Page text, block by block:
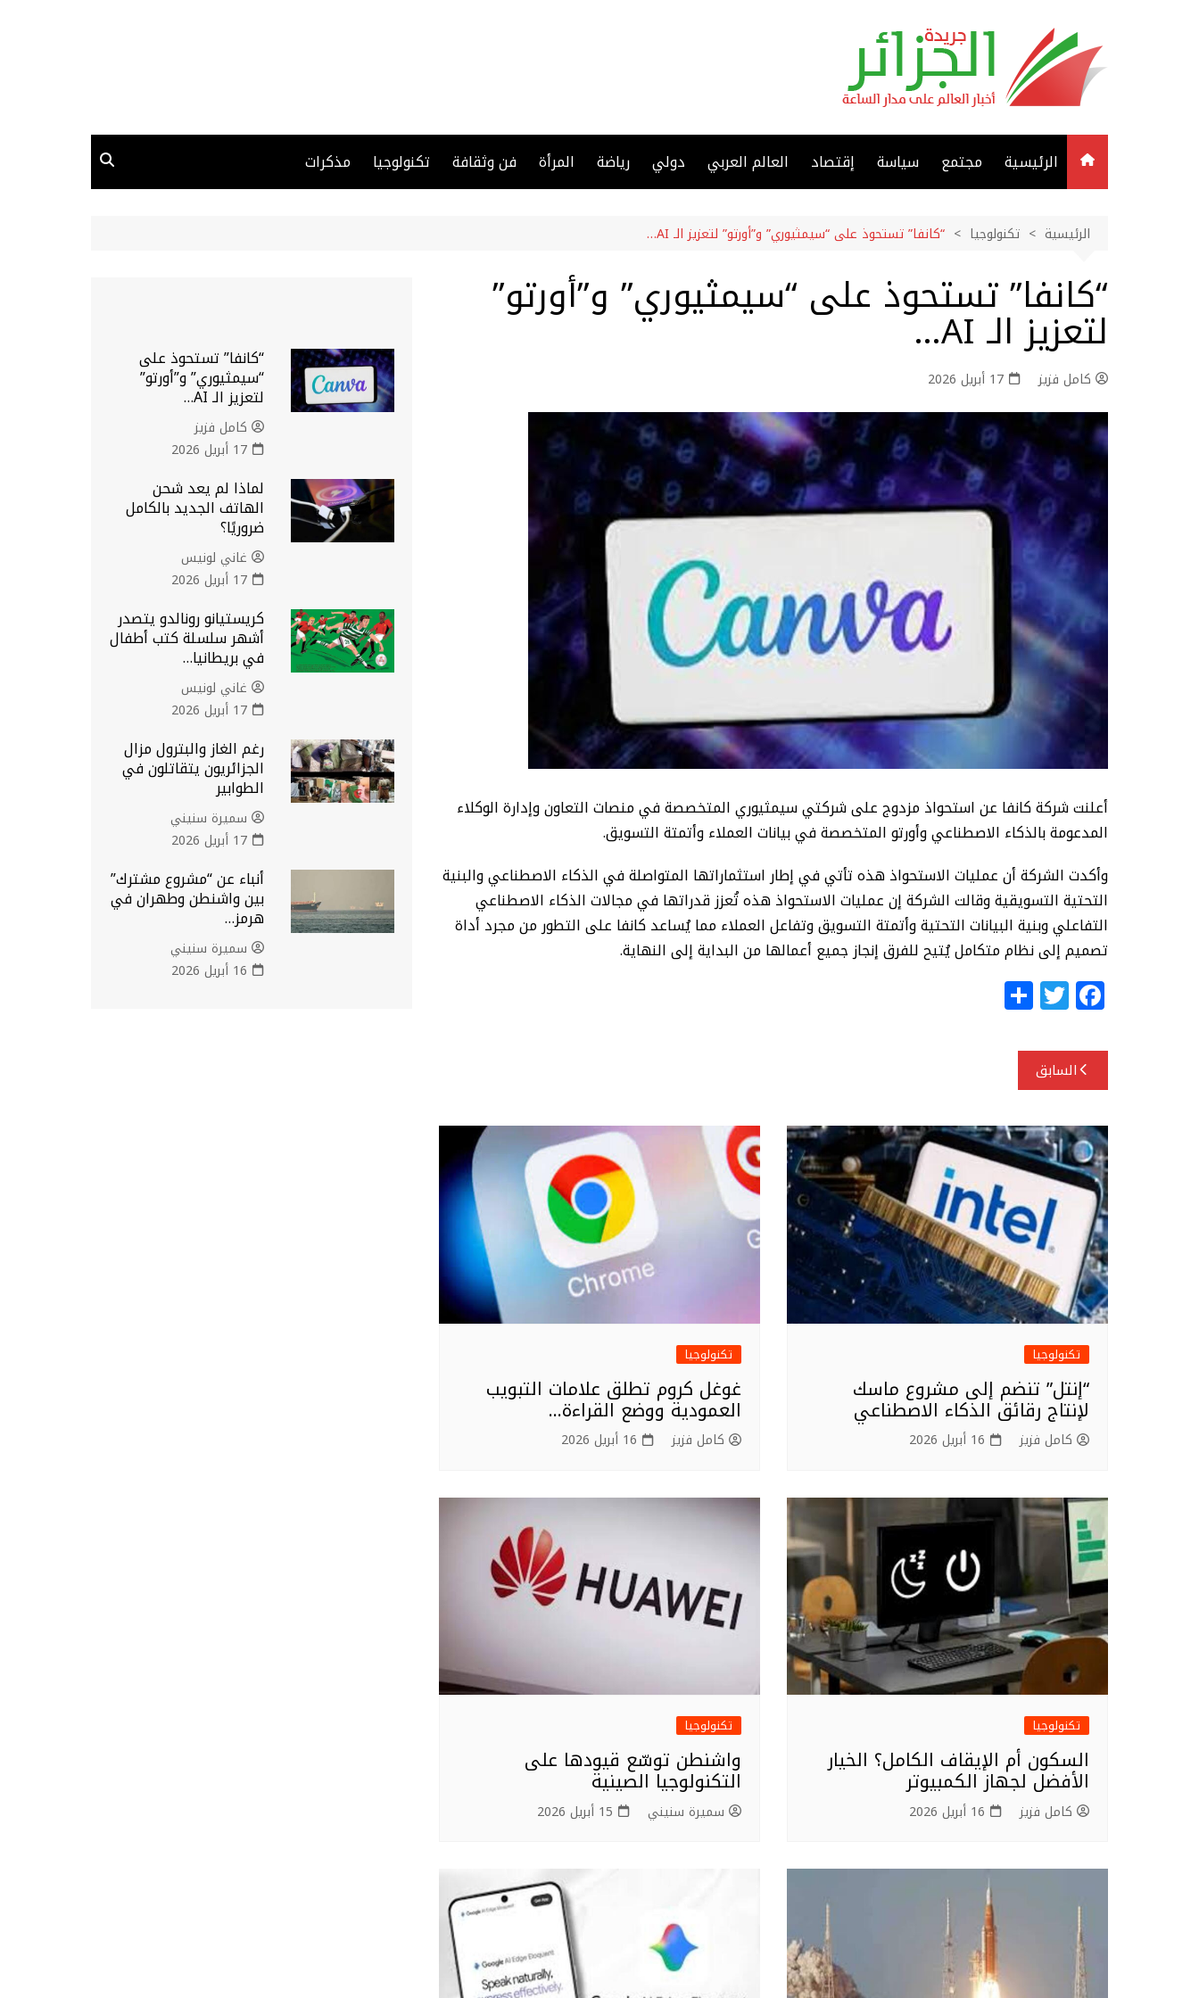
الرئيسية مجتمع سياسة إقتصاد العالم العربي دولي رياضة المرأة فن وثقافة تكنولوجيا مذكرات
الرئيسية تكنولوجيا “كانفا” تستحوذ على “سيمثيوري” و”أورتو” لتعزيز الـ AI…
“كانفا” تستحوذ على “سيمثيوري” و”أورتو”
لتعزيز الـ AI…
كامل فزيز 17 أبريل 2026
أعلنت شركة كانفا عن استحواذ مزدوج على شركتي سيمثيوري المتخصصة في منصات التعاون وإدارة الوكلاء
المدعومة بالذكاء الاصطناعي وأورتو المتخصصة في بيانات العملاء وأتمتة التسويق.
وأكدت الشركة أن عمليات الاستحواذ هذه تأتي في إطار استثماراتها المتواصلة في الذكاء الاصطناعي والبنية
التحتية التسويقية وقالت الشركة إن عمليات الاستحواذ هذه تُعزز قدراتها في مجالات الذكاء الاصطناعي
التفاعلي وبنية البيانات التحتية وأتمتة التسويق وتفاعل العملاء مما يُساعد كانفا على التطور من مجرد أداة
تصميم إلى نظام متكامل يُتيح للفرق إنجاز جميع أعمالها من البداية إلى النهاية.
F
a
c
e
o
o
k
T
w
itt
eتصفّح
المقالات
السابق
تكنولوجيا
“إنتل” تنضم إلى مشروع ماسك
لإنتاج رقائق الذكاء الاصطناعي
كامل فزيز 16 أبريل 2026
تكنولوجيا
غوغل كروم تطلق علامات التبويب
العمودية ووضع القراءة…
كامل فزيز 16 أبريل 2026
تكنولوجيا
السكون أم الإيقاف الكامل؟ الخيار
الأفضل لجهاز الكمبيوتر
كامل فزيز 16 أبريل 2026
تكنولوجيا
واشنطن توسّع قيودها على
التكنولوجيا الصينية
سميرة سنيني 15 أبريل 2026
“كانفا” تستحوذ على
“سيمثيوري” و”أورتو”
لتعزيز الـ AI…
كامل فزيز
17 أبريل 2026
لماذا لم يعد شحن
الهاتف الجديد بالكامل
ضروريًا؟
غاني لونيس
17 أبريل 2026
كريستيانو رونالدو يتصدر
أشهر سلسلة كتب أطفال
في بريطانيا…
غاني لونيس
17 أبريل 2026
رغم الغاز والبترول مزال
الجزائريون يتقاتلون في
الطوابير
سميرة سنيني
17 أبريل 2026
أنباء عن “مشروع مشترك”
بين واشنطن وطهران في
هرمز…
سميرة سنيني
16 أبريل 2026